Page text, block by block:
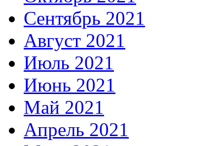
Сентябрь 2021
Август 2021
Июль 2021
Июнь 2021
Май 2021
Апрель 2021